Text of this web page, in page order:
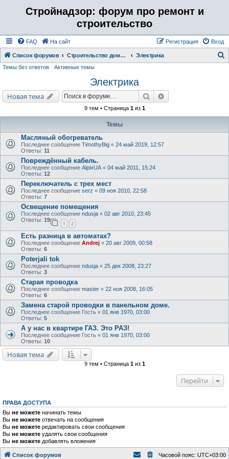
Стройнадзор: форум про ремонт и
строительство
FAQ На сайт Вход
Регистрация
Список форумов Строительство дома, бани, коттеджа. Отделка ремонт помещений. Электрика
Темы без ответов Активные темы
Электрика
Новая тема Поиск
9 тем • Страница 1из 1
Темы
Масляный обогреватель
Последнее сообщение TimothyBig « 24 май 2019, 12:57
Ответы: 11
Повреждённый кабель.
Последнее сообщение AlpixUA « 04 май 2011, 15:24
Ответы: 12
Переключатель с трех мест
Последнее сообщение serz « 09 ноя 2010, 22:58
Ответы: 7
Освещение помещения
Последнее сообщение ndusja « 02 авг 2010, 23:45
Ответы: 19
1 2
Есть разница в автоматах?
Последнее сообщение Andrej « 20 авг 2009, 00:58
Ответы: 6
Poterjali tok
Последнее сообщение ndusja « 25 дек 2008, 23:27
Ответы: 3
Старая проводка
Последнее сообщение master « 22 ноя 2008, 16:05
Ответы: 6
Замена старой проводки в панельном доме.
Последнее сообщение Гость « 01 янв 1970, 03:00
Ответы: 5
А у нас в квартире ГАЗ. Это РАЗ!
Последнее сообщение Гость « 01 янв 1970, 03:00
Ответы: 10
Новая тема
9 тем • Страница 1из 1
Перейти
ПРАВА ДОСТУПА
Вы не можете начинать темы
Вы не можете отвечать на сообщения
Вы не можете редактировать свои сообщения
Вы не можете удалять свои сообщения
Вы не можете добавлять вложения
Список форумов Часовой пояс: UTC+03:00